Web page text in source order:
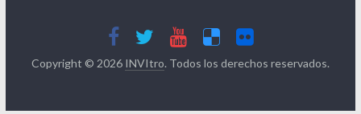
Copyright © 2026INVItro. Todos los derechos reservados.